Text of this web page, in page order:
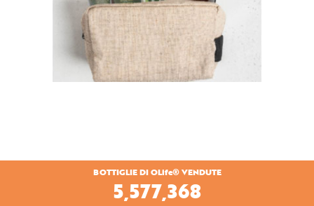
BOTTIGLIE DI OLife® VENDUTE
7,140,154